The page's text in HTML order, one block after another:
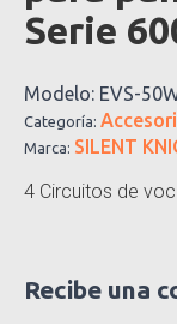
Serie
Modelo: EVS-
Categoría:
Marca: SILENT
4 Circuitos de
Recibe una